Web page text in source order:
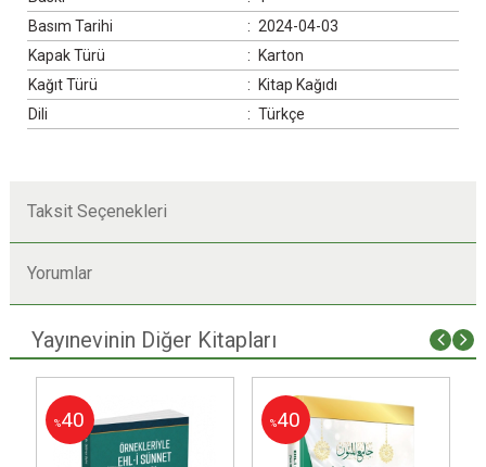
Basım Tarihi
: 2024-04-03
Kapak Türü
:
Karton
Kağıt Türü
:
Kitap Kağıdı
Dili
: Türkçe
Taksit Seçenekleri
Yorumlar
Yayınevinin Diğer Kitapları
%40 %40